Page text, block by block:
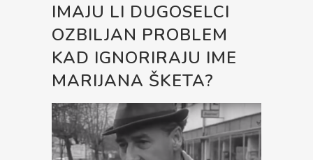
IMAJU LI DUGOSELCI
OZBILJAN PROBLEM
KAD IGNORIRAJU IME
MARIJANA ŠKETA?